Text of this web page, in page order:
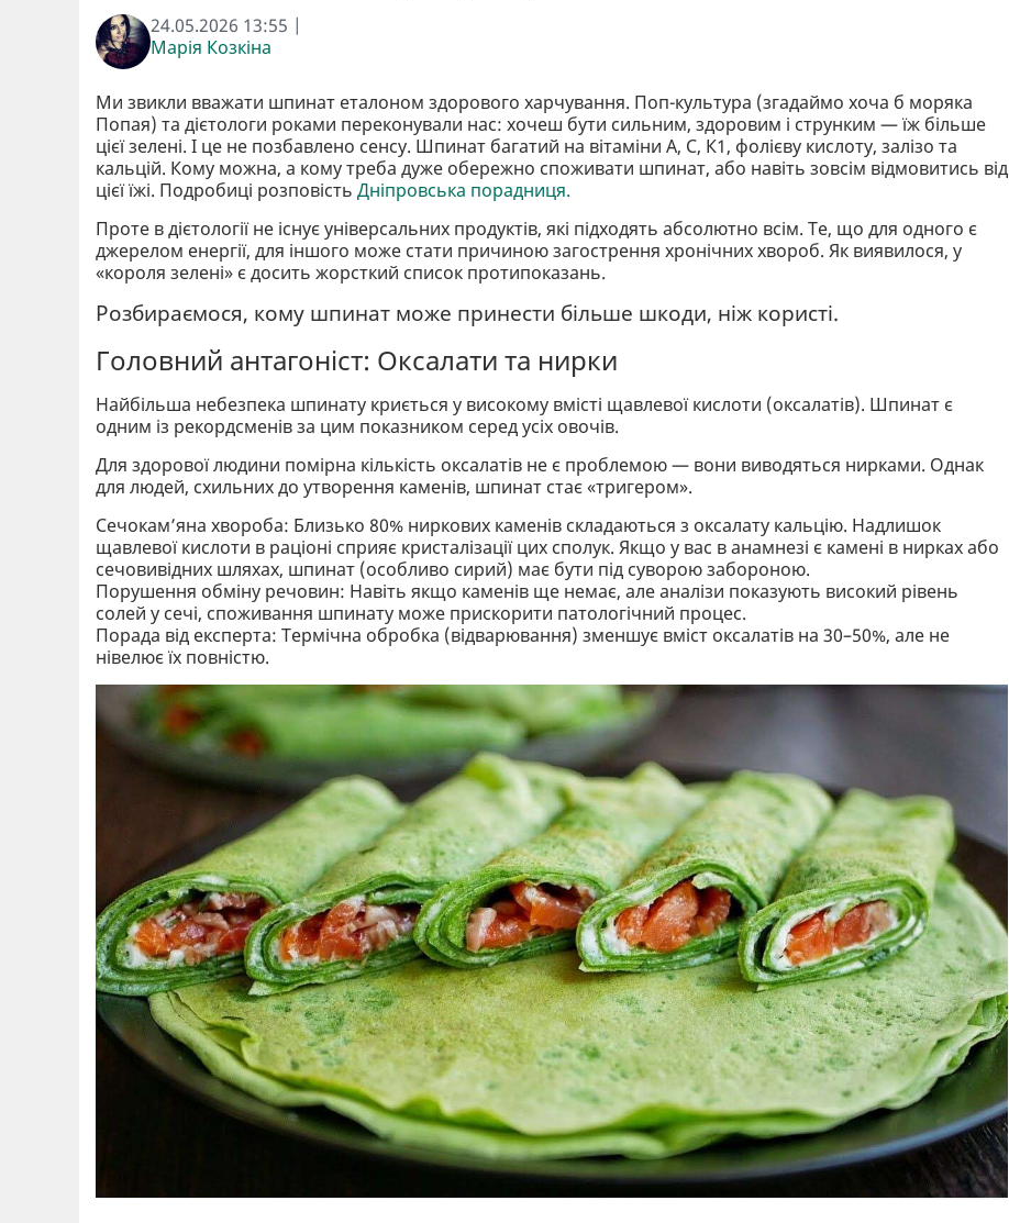
24.05.2026 13:55 |
Марія Козкіна
Ми звикли вважати шпинат еталоном здорового харчування. Поп-культура (згадаймо хоча б моряка
Попая) та дієтологи роками переконували нас: хочеш бути сильним, здоровим і струнким — їж більше
цієї зелені. І це не позбавлено сенсу. Шпинат багатий на вітаміни А, С, К1, фолієву кислоту, залізо та
кальцій. Кому можна, а кому треба дуже обережно споживати шпинат, або навіть зовсім відмовитись від
цієї їжі. Подробиці розповість Дніпровська порадниця.
Проте в дієтології не існує універсальних продуктів, які підходять абсолютно всім. Те, що для одного є
джерелом енергії, для іншого може стати причиною загострення хронічних хвороб. Як виявилося, у
«короля зелені» є досить жорсткий список протипоказань.
Розбираємося, кому шпинат може принести більше шкоди, ніж користі.
Головний антагоніст: Оксалати та нирки
Найбільша небезпека шпинату криється у високому вмісті щавлевої кислоти (оксалатів). Шпинат є
одним із рекордсменів за цим показником серед усіх овочів.
Для здорової людини помірна кількість оксалатів не є проблемою — вони виводяться нирками. Однак
для людей, схильних до утворення каменів, шпинат стає «тригером».
Сечокам’яна хвороба: Близько 80% ниркових каменів складаються з оксалату кальцію. Надлишок
щавлевої кислоти в раціоні сприяє кристалізації цих сполук. Якщо у вас в анамнезі є камені в нирках або
сечовивідних шляхах, шпинат (особливо сирий) має бути під суворою забороною.
Порушення обміну речовин: Навіть якщо каменів ще немає, але аналізи показують високий рівень
солей у сечі, споживання шпинату може прискорити патологічний процес.
Порада від експерта: Термічна обробка (відварювання) зменшує вміст оксалатів на 30–50%, але не
нівелює їх повністю.